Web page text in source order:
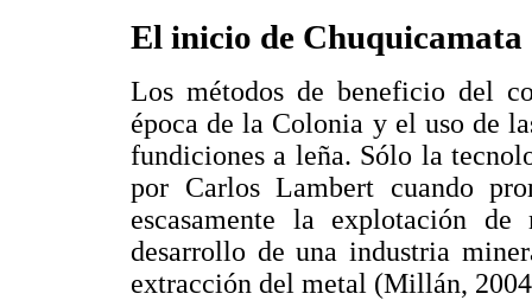
El inicio de Chuquicamata
Los métodos de beneficio del
época de la Colonia y el uso de
fundiciones a leña. Sólo la
por Carlos Lambert cuando
escasamente la explotación
desarrollo de una industria
extracción del metal (Millán,